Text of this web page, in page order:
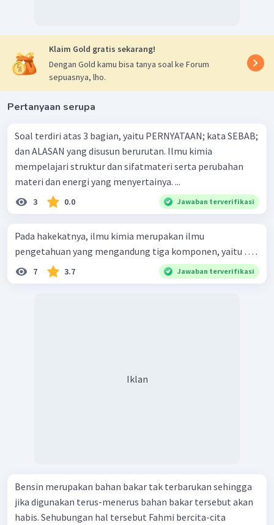
Klaim Gold gratis sekarang!
Dengan Gold kamu bisa tanya soal ke Forum
sepuasnya, lho.
Pertanyaan serupa
Soal terdiri atas 3 bagian, yaitu PERNYATAAN; kata SEBAB;
dan ALASAN yang disusun berurutan. Ilmu kimia
mempelajari struktur dan sifatmateri serta perubahan
materi dan energi yang menyertainya. ...
3 0.0 Jawaban terverifikasi
Pada hakekatnya, ilmu kimia merupakan ilmu
pengetahuan yang mengandung tiga komponen, yaitu … .
7 3.7 Jawaban terverifikasi
Iklan
Bensin merupakan bahan bakar tak terbarukan sehingga
jika digunakan terus-menerus bahan bakar tersebut akan
habis. Sehubungan hal tersebut Fahmi bercita-cita